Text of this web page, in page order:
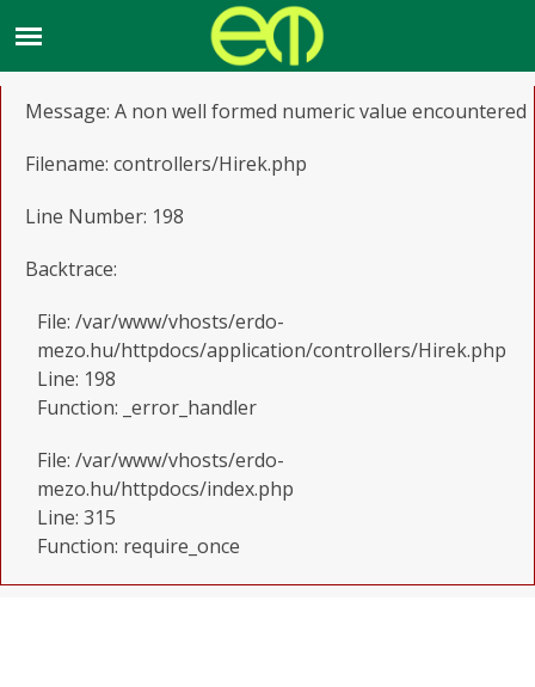
A PHP Error was encountered
Message: A non well formed numeric value encountered
Filename: controllers/Hirek.php
Line Number: 198
Backtrace:
File: /var/www/vhosts/erdo-
mezo.hu/httpdocs/application/controllers/Hirek.php
Line: 198
Function: _error_handler
File: /var/www/vhosts/erdo-
mezo.hu/httpdocs/index.php
Line: 315
Function: require_once